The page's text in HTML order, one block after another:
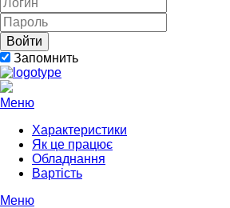
Запомнить
Меню
Характеристики
Як це працює
Обладнання
Вартість
Меню